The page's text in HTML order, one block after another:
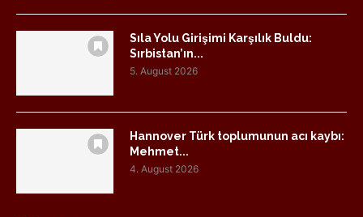
Sıla Yolu Girişimi Karşılık Buldu:
Sırbistan’ın...
5. August 2026
Hannover Türk toplumunun acı kaybı:
Mehmet...
4. August 2026